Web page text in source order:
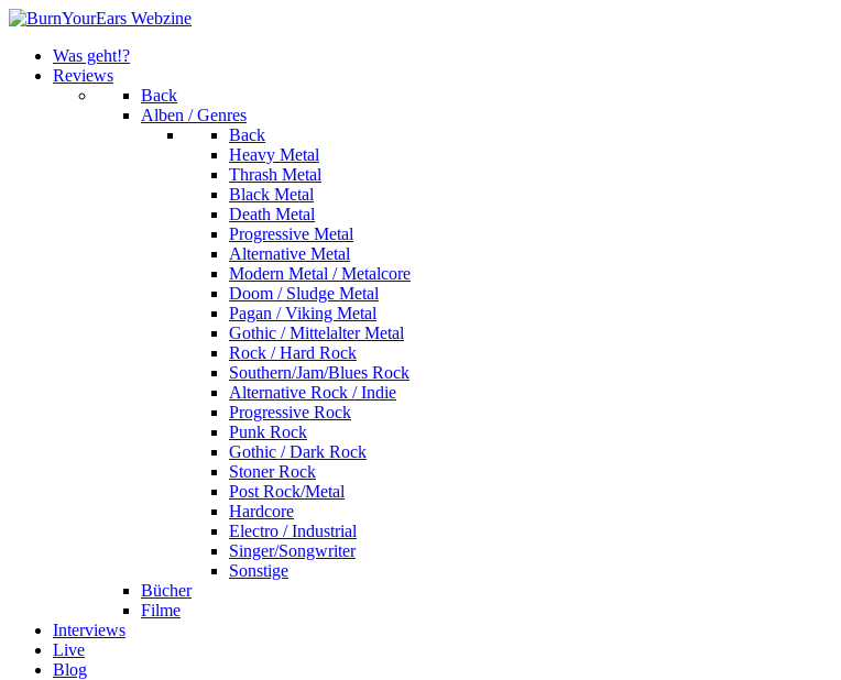
Was geht!?
Reviews
Back
Alben / Genres
Back
Heavy Metal
Thrash Metal
Black Metal
Death Metal
Progressive Metal
Alternative Metal
Modern Metal / Metalcore
Doom / Sludge Metal
Pagan / Viking Metal
Gothic / Mittelalter Metal
Rock / Hard Rock
Southern/Jam/Blues Rock
Alternative Rock / Indie
Progressive Rock
Punk Rock
Gothic / Dark Rock
Stoner Rock
Post Rock/Metal
Hardcore
Electro / Industrial
Singer/Songwriter
Sonstige
Bücher
Filme
Interviews
Live
Blog